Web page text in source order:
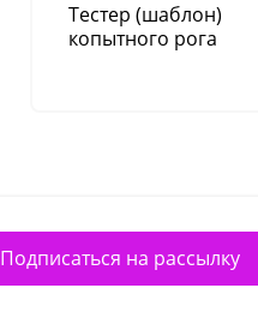
365 руб.
Игла Луер
Тестер (шаблон)
копытного рога
Подписаться на рассылку